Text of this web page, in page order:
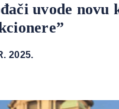
uvode novu
2025.